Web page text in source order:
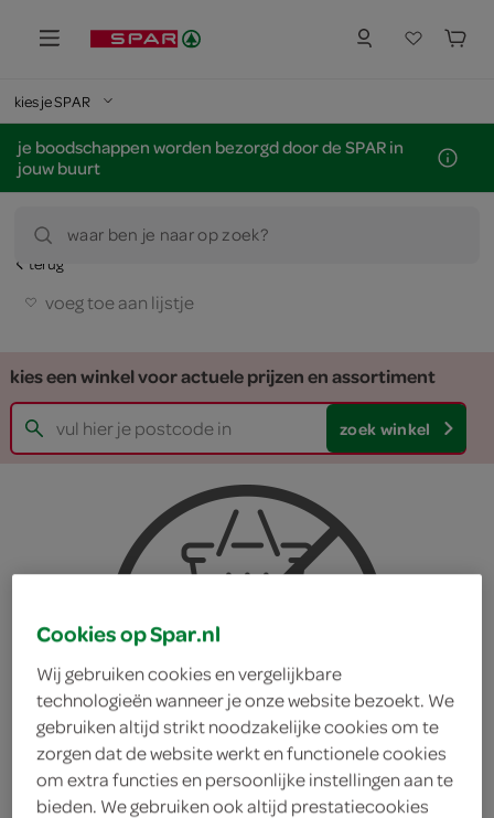
kies je SPAR
je boodschappen worden bezorgd door de SPAR in
jouw buurt
waar ben je naar op zoek?
terug
voeg toe aan lijstje
kies een winkel voor actuele prijzen en assortiment
zoek winkel
Cookies op Spar.nl
Wij gebruiken cookies en vergelijkbare
technologieën wanneer je onze website bezoekt. We
gebruiken altijd strikt noodzakelijke cookies om te
zorgen dat de website werkt en functionele cookies
om extra functies en persoonlijke instellingen aan te
bieden. We gebruiken ook altijd prestatiecookies